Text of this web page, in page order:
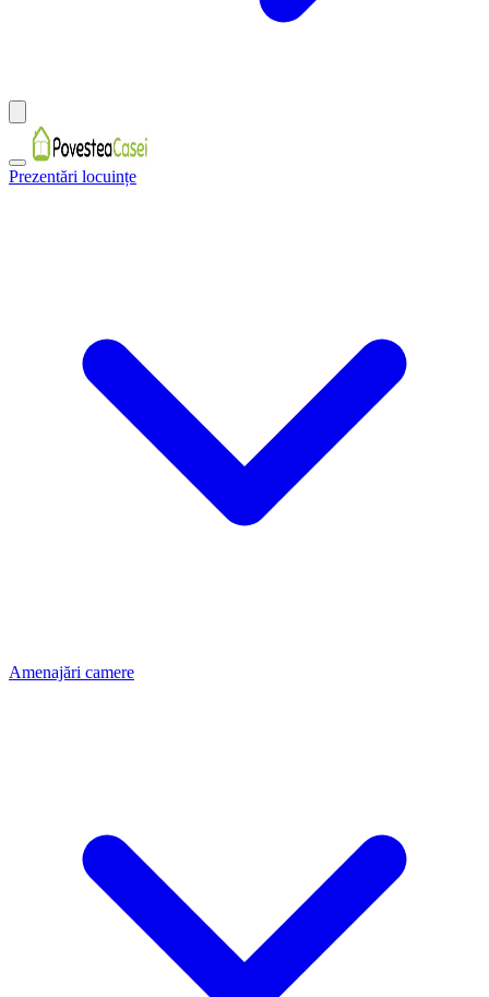
Prezentări locuințe
Amenajări camere